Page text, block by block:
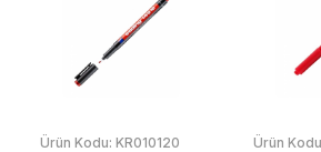
Ürün Kodu: KR010120 Ürün